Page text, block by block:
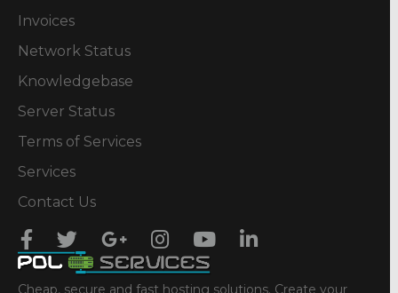
Invoices
Network Status
Knowledgebase
Server Status
Terms of Services
Services
Contact Us
Cheap, secure and fast hosting solutions. Create your